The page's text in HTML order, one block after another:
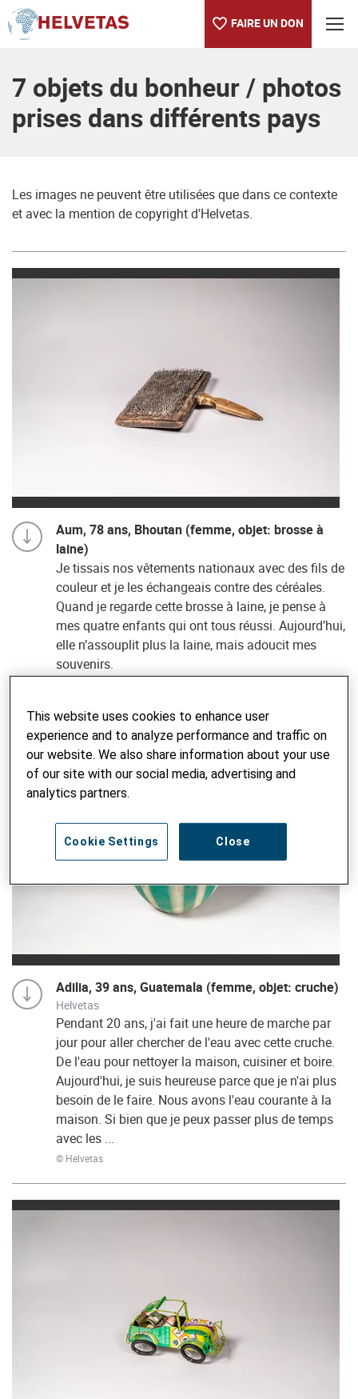
FAIRE UN DON
7 objets du bonheur / photos
prises dans différents pays
Les images ne peuvent être utilisées que dans ce contexte
et avec la mention de copyright d'Helvetas.
Aum, 78 ans, Bhoutan (femme, objet: brosse à
laine)
Je tissais nos vêtements nationaux avec des fils de
couleur et je les échangeais contre des céréales.
Quand je regarde cette brosse à laine, je pense à
mes quatre enfants qui ont tous réussi. Aujourd’hui,
elle n’assouplit plus la laine, mais adoucit mes
souvenirs.
Adilia, 39 ans, Guatemala (femme, objet: cruche)
Helvetas
Pendant 20 ans, j'ai fait une heure de marche par
jour pour aller chercher de l'eau avec cette cruche.
De l'eau pour nettoyer la maison, cuisiner et boire.
Aujourd'hui, je suis heureuse parce que je n'ai plus
besoin de le faire. Nous avons l'eau courante à la
maison. Si bien que je peux passer plus de temps
avec les ...
© Helvetas
This website uses cookies to enhance user
experience and to analyze performance and traffic on
our website. We also share information about your use
of our site with our social media, advertising and
analytics partners.
Close
Cookie Settings